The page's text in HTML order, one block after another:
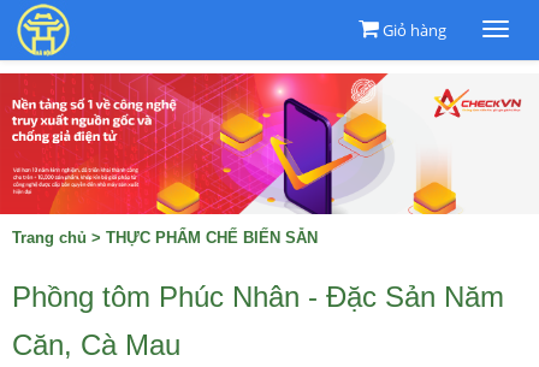
Giỏ hàng
Trang chủ > THỰC PHẨM CHẾ BIẾN SẴN
Phồng tôm Phúc Nhân - Đặc Sản Năm
Căn, Cà Mau